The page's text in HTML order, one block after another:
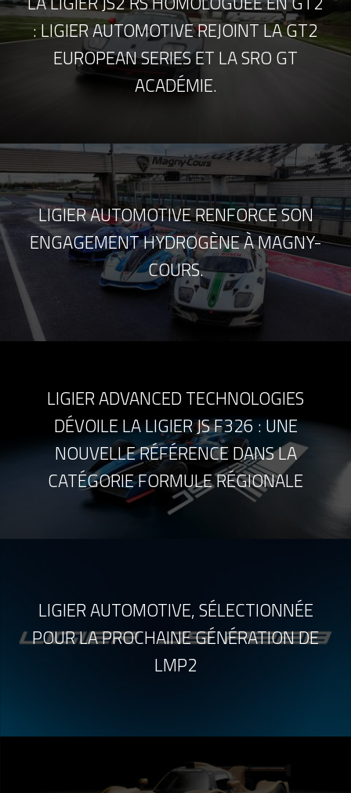
: LIGIER AUTOMOTIVE REJOINT LA GT2
EUROPEAN SERIES ET LA SRO GT
ACADÉMIE.
LIGIER AUTOMOTIVE RENFORCE SON
ENGAGEMENT HYDROGÈNE À MAGNY-
COURS.
LIGIER ADVANCED TECHNOLOGIES
DÉVOILE LA LIGIER JS F326 : UNE
NOUVELLE RÉFÉRENCE DANS LA
CATÉGORIE FORMULE RÉGIONALE
LIGIER AUTOMOTIVE, SÉLECTIONNÉE
POUR LA PROCHAINE GÉNÉRATION DE
LMP2